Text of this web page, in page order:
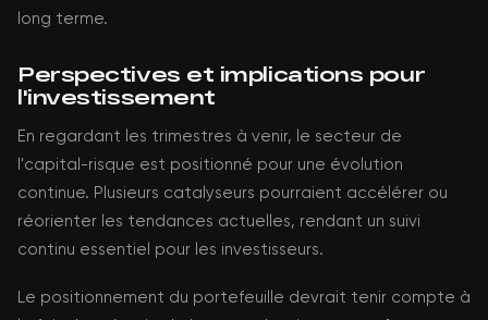
long terme.
Perspectives et implications pour
l'investissement
En regardant les trimestres à venir, le secteur de
l'capital-risque est positionné pour une évolution
continue. Plusieurs catalyseurs pourraient accélérer ou
réorienter les tendances actuelles, rendant un suivi
continu essentiel pour les investisseurs.
Le positionnement du portefeuille devrait tenir compte à